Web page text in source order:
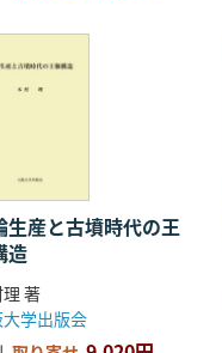
生産と古墳時代の王
造
著
学出版会